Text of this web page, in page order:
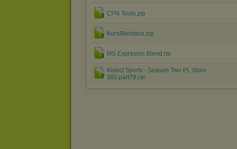
CPN Tools.zip
KursBlendera.zip
MS Expresion Blend.rar
Kinect Sports - Season Two PL Xbox
360.part79.rar